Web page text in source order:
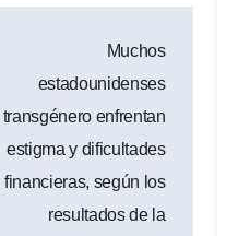
Muchos
estadounidenses
transgénero enfrentan
estigma y dificultades
financieras, según los
resultados de la